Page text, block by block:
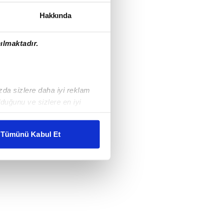
Hakkında
sizlere daha iyi reklam
ve sizlere en iyi
gösterilmeyecektir."
sunulması
ve sizlere yönelik
Tümünü Kabul Et